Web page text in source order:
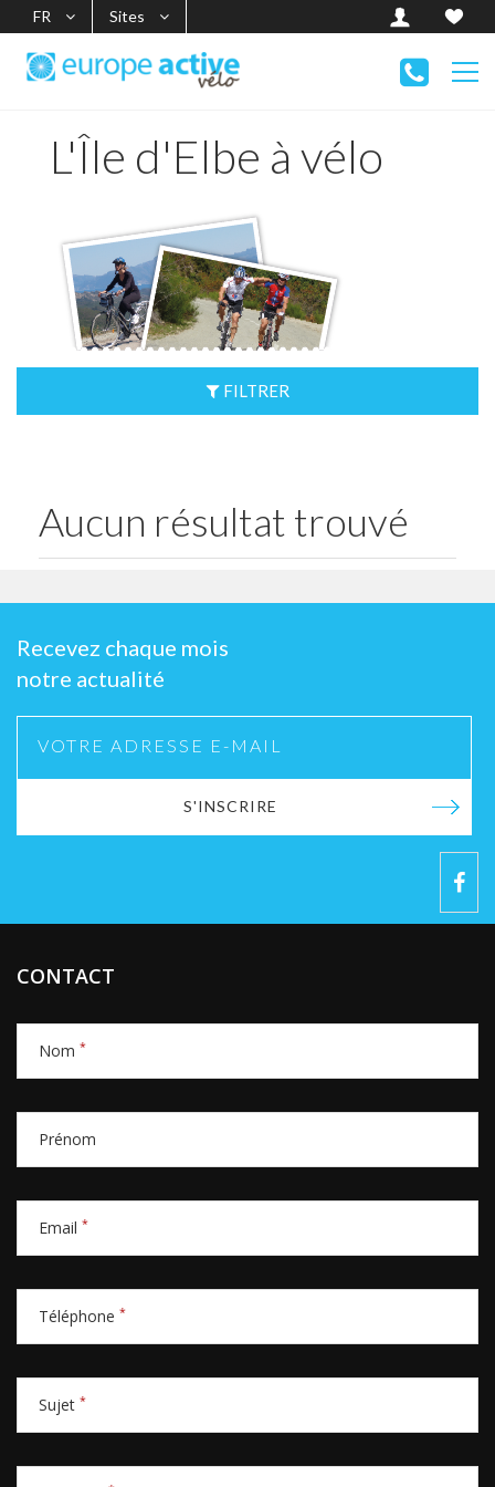
FR Sites
L'Île d'Elbe à vélo
FILTRER
Aucun résultat trouvé
Recevez chaque mois
notre actualité
S'INSCRIRE
CONTACT
Nom *
Prénom
Email *
Téléphone *
Sujet *